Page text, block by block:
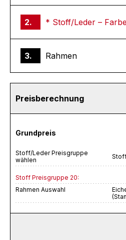
2. * Stoff/Leder –
3. Rahmen
Preisberechnung
Grundpreis
Stoff/Leder Preisgruppe
wählen
Stoff Preisgruppe 20:
Rahmen Auswahl